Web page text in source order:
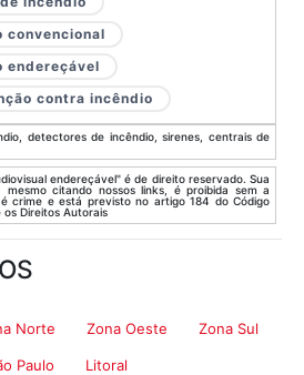
convencional
endereçável
contra incêndio
detectores de incêndio, sirenes, centrais de
endereçável" é de direito reservado. Sua
citando nossos links, é proibida sem a
crime e está previsto no artigo 184 do Código
os Direitos Autorais
Norte Zona Oeste Zona Sul
Paulo Litoral